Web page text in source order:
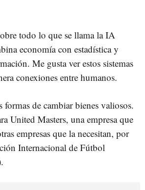
todo lo que se llama la IA
economía con estadística y
Me gusta ver estos sistemas
conexiones entre humanos.
formas de cambiar bienes valiosos.
United Masters, una empresa que
empresas que la necesitan, por
Internacional de Fútbol